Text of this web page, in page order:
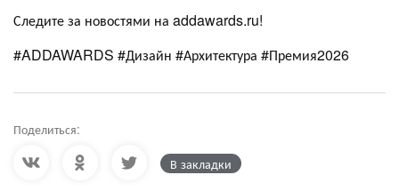
Следите за новостями на addawards.ru!
#ADDAWARDS #Дизайн #Архитектура #Премия2026
Поделиться:
В закладки